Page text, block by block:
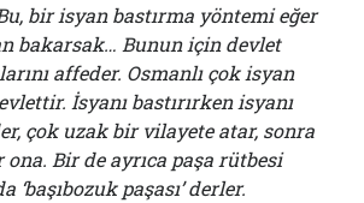
bir isyan bastırma yöntemi eğer
bakarsak… Bunun için devlet
affeder. Osmanlı çok isyan
İsyanı bastırırken isyanı
çok uzak bir vilayete atar, sonra
Bir de ayrıca paşa rütbesi
‘başıbozuk paşası’ derler.